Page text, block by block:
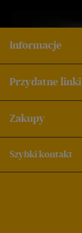
Informacje
Przydatne linki
Zakupy
Szybki kontakt